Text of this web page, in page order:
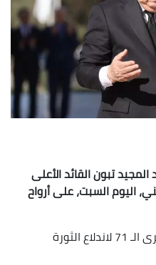
تبون القائد الأعلى
اليوم السبت، على أرواح
أتى ذلك في غرّة الاحتفالات بالذكرى الـ 71 لاندلاع الثورة